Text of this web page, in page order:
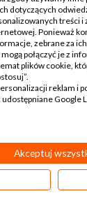
może być
być
psa w klatce
jako miejsca
nie jest jeszcze
: Zwracaj uwagę
dotyczących
treści i
Ponieważ
zebrane za
połączyć je z
plików cookie,
reklam i
Google
Akceptuj